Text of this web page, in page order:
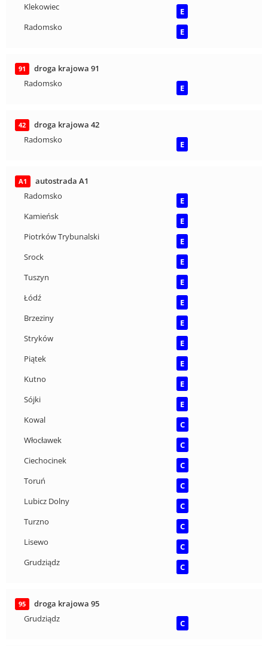
Klekowiec
E
Radomsko
E
91
droga krajowa 91
Radomsko
E
42
droga krajowa 42
Radomsko
E
A1
autostrada A1
Radomsko
E
Kamieńsk
E
Piotrków Trybunalski
E
Srock
E
Tuszyn
E
Łódź
E
Brzeziny
E
Stryków
E
Piątek
E
Kutno
E
Sójki
E
Kowal
C
Włocławek
C
Ciechocinek
C
Toruń
C
Lubicz Dolny
C
Turzno
C
Lisewo
C
Grudziądz
C
95
droga krajowa 95
Grudziądz
C